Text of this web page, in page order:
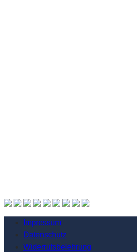
Impressum
Datenschutz
Widerrufsbelehrung